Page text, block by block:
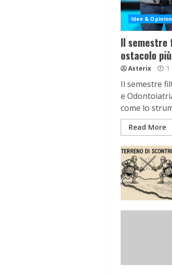
Idee &
Il semestre
ostacolo
Asterix 1
Il semestre
e
come lo
Read More